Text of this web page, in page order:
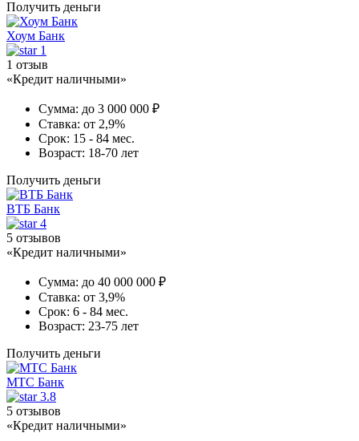
Получить деньги
Хоум Банк
1
1 отзыв
«Кредит наличными»
Сумма: до 3 000 000 ₽
Ставка: от 2,9%
Срок: 15 - 84 мес.
Возраст: 18-70 лет
Получить деньги
ВТБ Банк
4
5 отзывов
«Кредит наличными»
Сумма: до 40 000 000 ₽
Ставка: от 3,9%
Срок: 6 - 84 мес.
Возраст: 23-75 лет
Получить деньги
МТС Банк
3.8
5 отзывов
«Кредит наличными»